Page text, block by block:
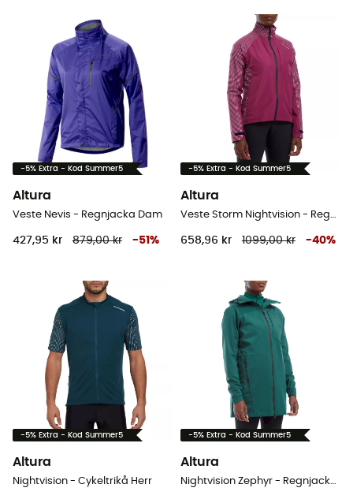
-5% Extra - Kod Summer5
Altura
Veste Nevis - Regnjacka Dam
427,95 kr 879,00 kr -51 %
-5% Extra - Kod Summer5
Altura
Veste Storm Nightvision - Regnjacka Dam
658,96 kr 1099,00 kr -40%
-5% Extra - Kod Summer5
Altura
Nightvision - Cykeltrikå Herr
-5% Extra - Kod Summer5
Altura
Nightvision Zephyr - Regnjacka Dam